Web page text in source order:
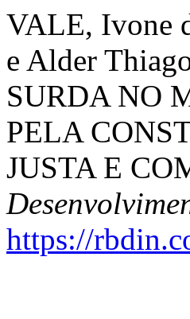
VALE, Ivone
e Alder
SURDA NO
PELA
JUSTA E
https://